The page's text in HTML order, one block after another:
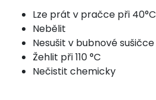
Lze prát v pračce při 40°C
Nebělit
Nesušit v bubnové sušičce
Žehlit při 110 °C
Nečistit chemicky